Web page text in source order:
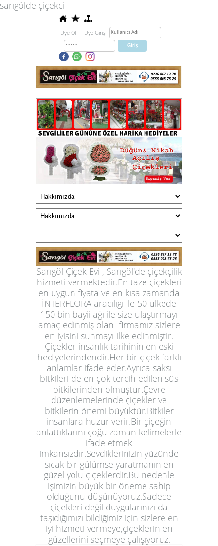
sarıgölde çiçekci
Üye Ol Üye Girişi
Sarıgöl Çiçek Evi , Sarıgöl'de çiçekçilik
hizmeti vermektedir.En taze çiçekleri
en uygun fiyata ve en kısa zamanda
İNTERFLORA aracılığı ile 50 ülkede
150 bin bayii ağı ile size ulaştırmayı
amaç edinmiş olan firmamız sizlere
en iyisini sunmayı ilke edinmiştir.
Çiçekler insanlık tarihinin en eski
hediyelerindendir.Her bir çiçek farklı
anlamlar ifade eder.Ayrıca saksı
bitkileri de en çok tercih edilen süs
bitkilerinden olmuştur.Çevre
düzenlemelerinde çiçekler ve
bitkilerin önemi büyüktür.Bitkiler
insanlara huzur verir.Bir çiçeğin
anlattıklarını çoğu zaman kelimelerle
ifade etmek
imkansızdır.Sevdiklerinizin yüzünde
sıcak bir gülümse yaratmanın en
güzel yolu çiçeklerdir.Bu nedenle
işimizin büyük bir öneme sahip
olduğunu düşünüyoruz.Sadece
çiçekleri değil duygularınızı da
taşıdığımızı bildiğimiz için sizlere en
iyi hizmeti vermeye,çiçeklerin en
güzellerini seçmeye çalışıyoruz.